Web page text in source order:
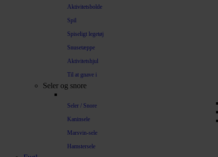
Aktivitetsbolde
Spil
Spiseligt legetøj
Snusetæppe
Aktivitetshjul
Til at gnave i
Seler og snore
Seler / Snore
Kaninsele
Marsvin-sele
Hamstersele